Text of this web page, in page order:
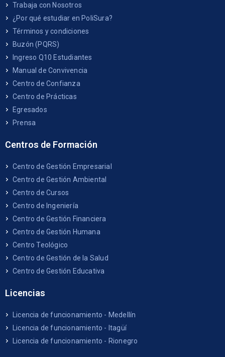
Trabaja con Nosotros
¿Por qué estudiar en PoliSura?
Términos y condiciones
Buzón (PQRS)
Ingreso Q10 Estudiantes
Manual de Convivencia
Centro de Confianza
Centro de Prácticas
Egresados
Prensa
Centros de Formación
Centro de Gestión Empresarial
Centro de Gestión Ambiental
Centro de Cursos
Centro de Ingeniería
Centro de Gestión Financiera
Centro de Gestión Humana
Centro Teológico
Centro de Gestión de la Salud
Centro de Gestión Educativa
Licencias
Licencia de funcionamiento - Medellín
Licencia de funcionamiento - Itagüí
Licencia de funcionamiento - Rionegro